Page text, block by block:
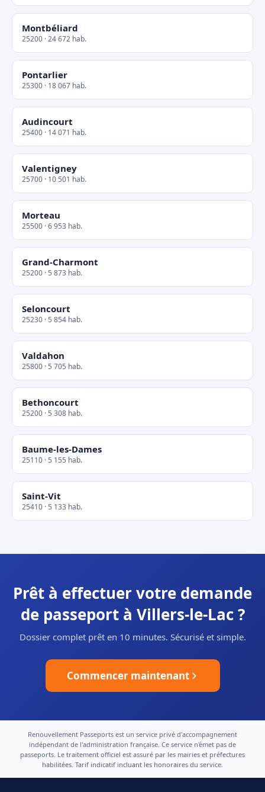
Montbéliard
25200 · 24 672 hab.
Pontarlier
25300 · 18 067 hab.
Audincourt
25400 · 14 071 hab.
Valentigney
25700 · 10 501 hab.
Morteau
25500 · 6 953 hab.
Grand-Charmont
25200 · 5 873 hab.
Seloncourt
25230 · 5 854 hab.
Valdahon
25800 · 5 705 hab.
Bethoncourt
25200 · 5 308 hab.
Baume-les-Dames
25110 · 5 155 hab.
Saint-Vit
25410 · 5 133 hab.
Prêt à effectuer votre demande
de passeport à Villers-le-Lac ?
Dossier complet prêt en 10 minutes. Sécurisé et simple.
Commencer maintenant
Renouvellement Passeports est un service privé d'accompagnement
indépendant de l'administration française. Ce service n'émet pas de
passeports. Le traitement officiel est assuré par les mairies et préfectures
habilitées. Tarif indicatif incluant les honoraires du service.